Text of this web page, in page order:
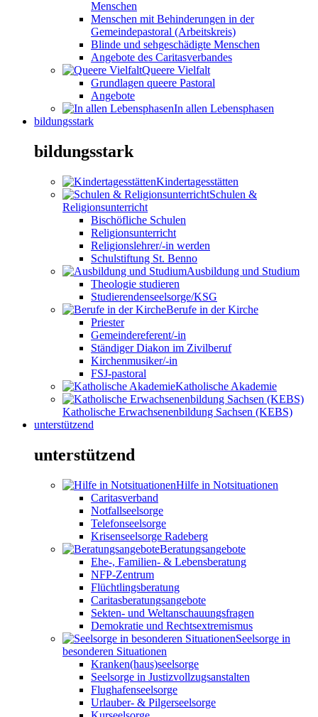
Menschen
Menschen mit Behinderungen in der
Gemeindepastoral (Arbeitskreis)
Blinde und sehgeschädigte Menschen
Angebote des Caritasverbandes
Queere Vielfalt
Grundlagen queere Pastoral
Angebote
In allen Lebensphasen
bildungsstark
bildungsstark
Kindertagesstätten
Schulen &
Religionsunterricht
Bischöfliche Schulen
Religionsunterricht
Religionslehrer/-in werden
Schulstiftung St. Benno
Ausbildung und Studium
Theologie studieren
Studierendenseelsorge/KSG
Berufe in der Kirche
Priester
Gemeindereferent/-in
Ständiger Diakon im Zivilberuf
Kirchenmusiker/-in
FSJ-pastoral
Katholische Akademie
Katholische Erwachsenenbildung Sachsen (KEBS)
unterstützend
unterstützend
Hilfe in Notsituationen
Caritasverband
Notfallseelsorge
Telefonseelsorge
Krisenseelsorge Radeberg
Beratungsangebote
Ehe-, Familien- & Lebensberatung
NFP-Zentrum
Flüchtlingsberatung
Caritasberatungsangebote
Sekten- und Weltanschauungsfragen
Demokratie und Rechtsextremismus
Seelsorge in
besonderen Situationen
Kranken(haus)seelsorge
Seelsorge in Justizvollzugsanstalten
Flughafenseelsorge
Urlauber- & Pilgerseelsorge